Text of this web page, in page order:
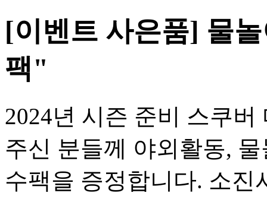
[이벤트 사은품] 물
팩"
2024년 시즌 준비 스쿠
주신 분들께 야외활동,
수팩을 증정합니다. 소